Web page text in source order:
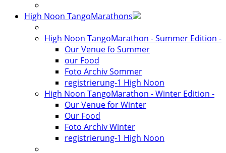
High Noon TangoMarathons
High Noon TangoMarathon - Summer Edition -
Our Venue fo Summer
our Food
Foto Archiv Sommer
registrierung-1 High Noon
High Noon TangoMarathon - Winter Edition -
Our Venue for Winter
Our Food
Foto Archiv Winter
registrierung-1 High Noon